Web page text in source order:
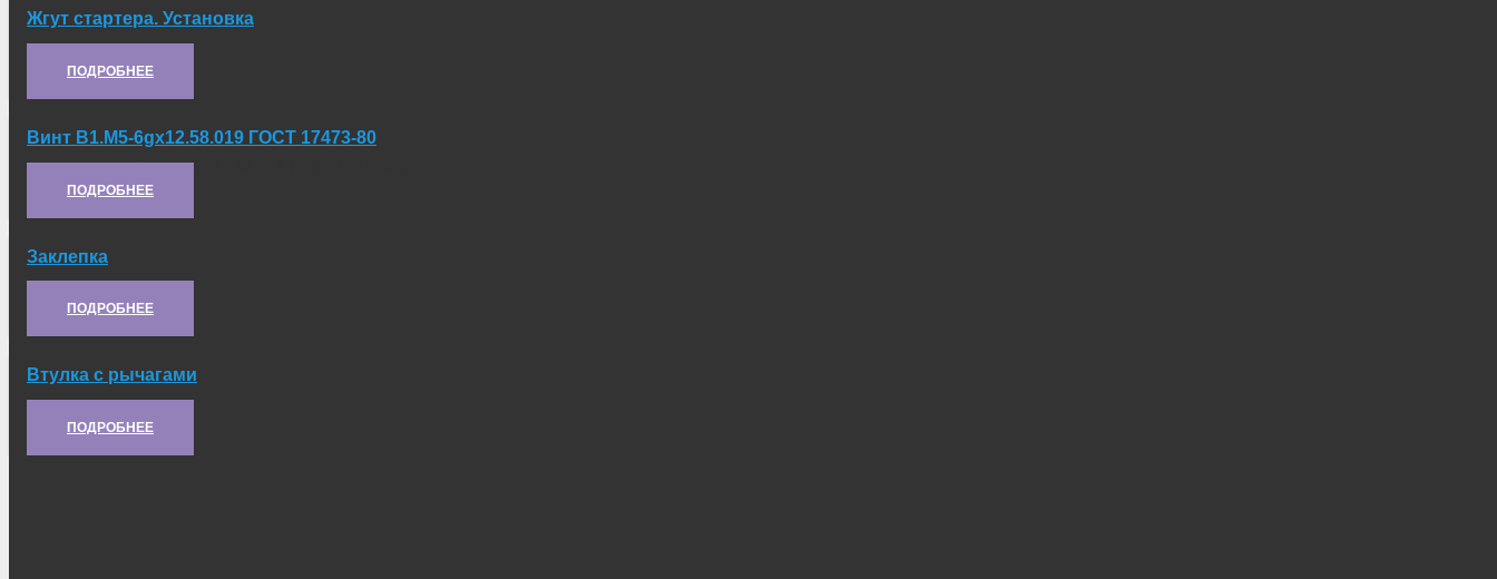
Жгут стартера. Установка
Артикул:8.50.043
ПОДРОБНЕЕ
Винт В1.М5-6gх12.58.019 ГОСТ 17473-80
Артикул:[Винт В1.М5-6gх12.58.019 ГОСТ 17473-80]
ПОДРОБНЕЕ
Заклепка
Артикул:ЗПТ-4Х12
ПОДРОБНЕЕ
Втулка с рычагами
Артикул:6.20.025
ПОДРОБНЕЕ